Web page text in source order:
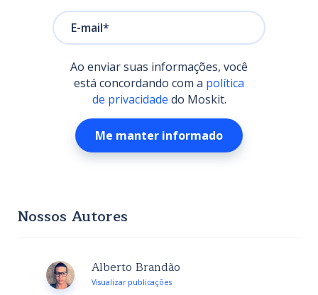
Ao enviar suas informações, você
está concordando com a política
de privacidade do Moskit.
Nossos Autores
Alberto Brandão
Visualizar publicações